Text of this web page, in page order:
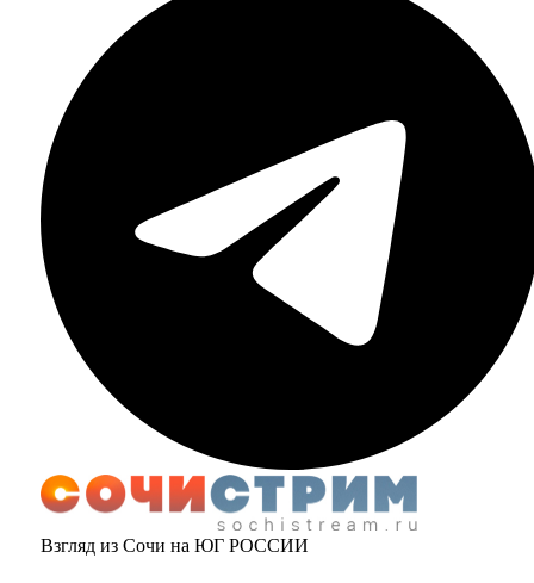
Взгляд из Сочи на ЮГ РОССИИ